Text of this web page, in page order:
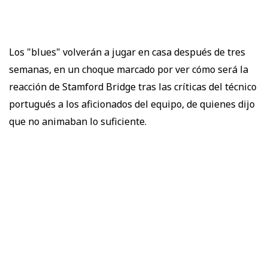
Los "blues" volverán a jugar en casa después de tres
semanas, en un choque marcado por ver cómo será la
reacción de Stamford Bridge tras las críticas del técnico
portugués a los aficionados del equipo, de quienes dijo
que no animaban lo suficiente.